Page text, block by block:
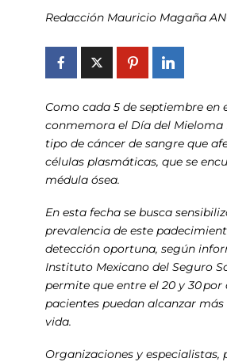
Redacción Mauricio Magaña
Como cada 5 de septiembre en
conmemora el Día del Mieloma
tipo de cáncer de sangre que
células plasmáticas, que se
médula ósea.
En esta fecha se busca
prevalencia de este
detección oportuna, según
Instituto Mexicano del Seguro
permite que entre el 20 y 30 por
pacientes puedan alcanzar más
vida.
Organizaciones y especialistas,